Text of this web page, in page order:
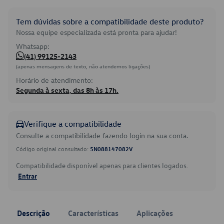
Tem dúvidas sobre a compatibilidade deste produto?
Nossa equipe especializada está pronta para ajudar!
Whatsapp:
(41) 99125-2143
(apenas mensagens de texto, não atendemos ligações)
Horário de atendimento:
Segunda à sexta, das 8h às 17h.
Verifique a compatibilidade
Consulte a compatibilidade fazendo login na sua conta.
Código original consultado: 5N088147082V
Compatibilidade disponível apenas para clientes logados.
Entrar
Descrição Características Aplicações